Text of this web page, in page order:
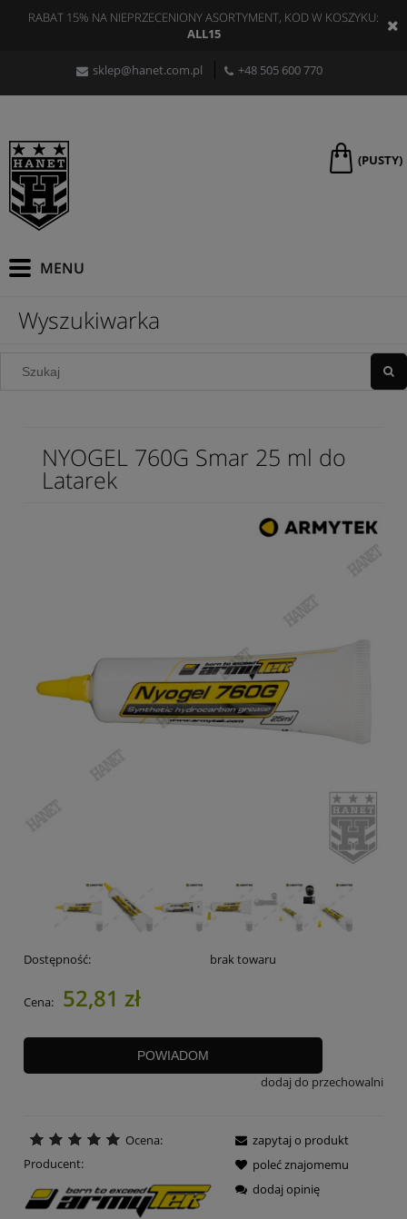
RABAT 15% NA NIEPRZECENIONY ASORTYMENT, KOD W KOSZYKU:
ALL15
sklep@hanet.com.pl +48 505 600 770
(PUSTY)
Wyszukiwarka
NYOGEL 760G Smar 25 ml do
Latarek
Dostępność: brak towaru
Cena: 52,81 zł
POWIADOM
dodaj do przechowalni
Ocena:
Producent:
zapytaj o produkt
poleć znajomemu
dodaj opinię